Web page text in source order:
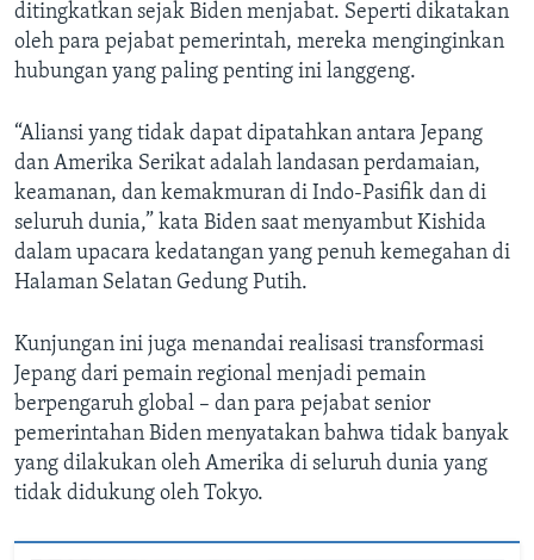
ditingkatkan sejak Biden menjabat. Seperti dikatakan
oleh para pejabat pemerintah, mereka menginginkan
hubungan yang paling penting ini langgeng.
“Aliansi yang tidak dapat dipatahkan antara Jepang
dan Amerika Serikat adalah landasan perdamaian,
keamanan, dan kemakmuran di Indo-Pasifik dan di
seluruh dunia,” kata Biden saat menyambut Kishida
dalam upacara kedatangan yang penuh kemegahan di
Halaman Selatan Gedung Putih.
Kunjungan ini juga menandai realisasi transformasi
Jepang dari pemain regional menjadi pemain
berpengaruh global – dan para pejabat senior
pemerintahan Biden menyatakan bahwa tidak banyak
yang dilakukan oleh Amerika di seluruh dunia yang
tidak didukung oleh Tokyo.